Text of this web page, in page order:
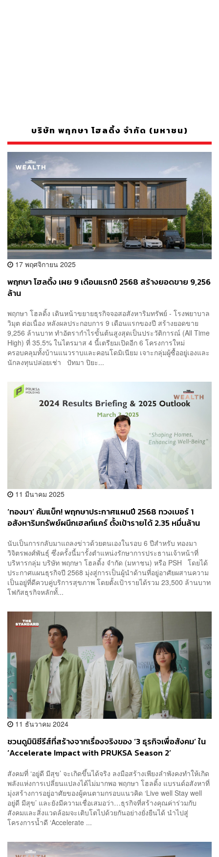
บริษัท พฤกษา โฮลดิ้ง จำกัด (มหาชน)
17 พฤศจิกายน 2025
พฤกษา โฮลดิ้ง เผย 9 เดือนแรกปี 2568 สร้างยอดขาย 9,256
ล้าน
พฤกษา โฮลดิ้ง เดินหน้าขยายธุรกิจจอสอสังหาริมทรัพย์ - โรงพยาบาล
วิมุต ต่อเนื่อง หลังผลประกอบการ 9 เดือนแรกของปี สร้างยอดขาย
9,256 ล้านบาท ทำอัตรากำไรขั้นต้นสูงสุดเป็นประวัติการณ์ (All Time
High) ที่ 35.5% ในไตรมาส 4 นี้เตรียมเปิดอีก 6 โครงการใหม่
ครอบคลุมทั้งบ้านแนวราบและคอนโดมิเนียม เจาะกลุ่มผู้ซื้ออยู่เองและ
นักลงทุนปล่อยเช่า ปัทมา ปิยะ...
11 มีนาคม 2025
‘ทองมา’ คัมแบ็ก! พฤกษาประกาศแผนปี 2568 ทวงเบอร์ 1
อสังหาริมทรัพย์ผนึกเฮลท์แคร์ ตั้งเป้ารายได้ 2.35 หมื่นล้าน
นับเป็นการกลับมาแถลงข่าวด้วยตนเองในรอบ 6 ปีสำหรับ ทองมา
วิจิตรพงศ์พันธุ์ ซึ่งครั้งนี้มารั้งตำแหน่งรักษาการประธานเจ้าหน้าที่
บริหารกลุ่ม บริษัท พฤกษา โฮลดิ้ง จำกัด (มหาชน) หรือ PSH โดยได้
ประกาศแผนธุรกิจปี 2568 มุ่งสู่การเป็นผู้นำด้านที่อยู่อาศัยผสานความ
เป็นอยู่ที่ดีควบคู่บริการสุขภาพ โดยตั้งเป้ารายได้รวม 23,500 ล้านบาท
โฟกัสธุรกิจหลักทั้...
11 ธันวาคม 2024
ชวนดูมินิซีรีส์ที่สร้างจากเรื่องจริงของ ‘3 ธุรกิจเพื่อสังคม’ ใน
‘Accelerate Impact with PRUKSA Season 2’
สังคมที่ ‘อยู่ดี มีสุข’ จะเกิดขึ้นได้จริง ลงมือสร้างเพียงลำพังคงทำให้เกิด
พลังแห่งการเปลี่ยนแปลงได้ไม่มากพอ พฤกษา โฮลดิ้ง แบรนด์อสังหาที่
มุ่งสร้างการอยู่อาศัยของผู้คนตามกรอบแนวคิด ‘Live well Stay well
อยู่ดี มีสุข’ และยังมีความเชื่อเสมอว่า…ธุรกิจที่สร้างคุณค่าร่วมกับ
สังคมและสิ่งแวดล้อมจะเติบโตไปด้วยกันอย่างยั่งยืนได้ นำไปสู่
โครงการน้ำดี ‘Accelerate ...